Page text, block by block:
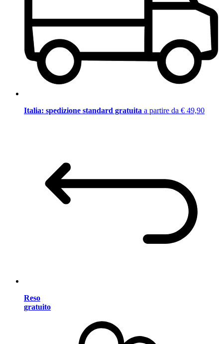
Italia: spedizione standard gratuita a partire da € 49,90
Reso
gratuito